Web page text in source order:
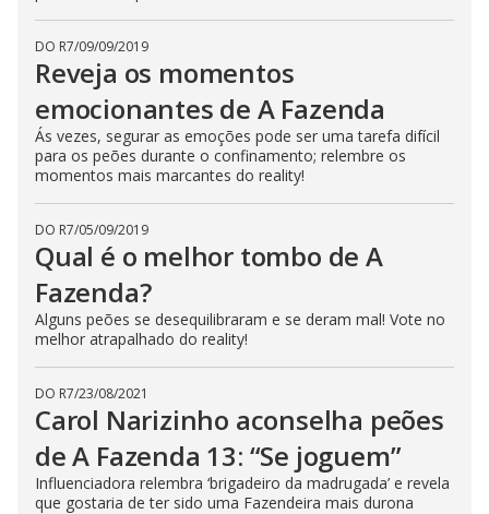
DO R7/09/09/2019
Reveja os momentos
emocionantes de A Fazenda
Ás vezes, segurar as emoções pode ser uma tarefa difícil
para os peões durante o confinamento; relembre os
momentos mais marcantes do reality!
DO R7/05/09/2019
Qual é o melhor tombo de A
Fazenda?
Alguns peões se desequilibraram e se deram mal! Vote no
melhor atrapalhado do reality!
DO R7/23/08/2021
Carol Narizinho aconselha peões
de A Fazenda 13: “Se joguem”
Influenciadora relembra ‘brigadeiro da madrugada’ e revela
que gostaria de ter sido uma Fazendeira mais durona